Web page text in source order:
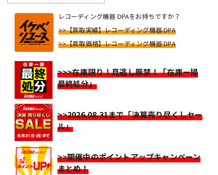
レコーディング機器 DPAをお持ちですか？
>>【買取実績】レコーディング機器 DPA
>>【買取価格】レコーディング機器 DPA
>>>在庫限り！見逃し厳禁！「在庫一掃
最終処分」
>>2026.08.31まで「決算売り尽くしセー
ル」
>>開催中のポイントアップキャンペーン
まとめ！